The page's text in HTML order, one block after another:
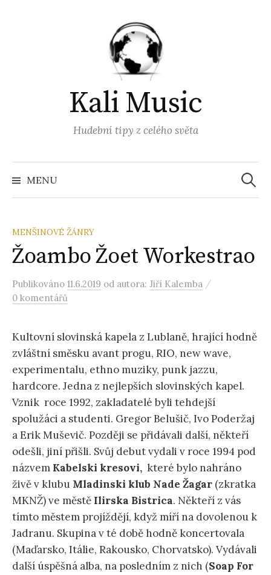
Kali Music
Hudební tipy z celého světa
MENU
MENŠINOVÉ ŽÁNRY
Žoambo Žoet Workestrao
Publikováno 11.6.2019 od autora: Jiří Kalemba /
0 komentářů
Kultovní slovinská kapela z Lublaně, hrající hodně
zvláštní směsku avant progu, RIO, new wave,
experimentalu, ethno muziky, punk jazzu,
hardcore. Jedna z nejlepších slovinských kapel.
Vznik roce 1992, zakladatelé byli tehdejší
spolužáci a studenti. Gregor Belušič, Ivo Poderžaj
a Erik Muševič. Později se přidávali další, někteří
odešli, jiní přišli. Svůj debut vydali v roce 1994 pod
názvem Kabelski kresovi, které bylo nahráno
živě v klubu Mladinski klub Nade Žagar (zkratka
MKNŽ) ve městě Ilirska Bistrica. Někteří z vás
tímto městem projíždějí, když míří na dovolenou k
Jadranu. Skupina v té době hodně koncertovala
(Maďarsko, Itálie, Rakousko, Chorvatsko). Vydávali
další úspěšná alba, na posledním z nich (Soap For